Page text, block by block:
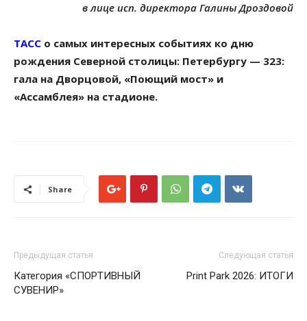
в лице исп. директора Галины Дроздовой
ТАСС о самых интересных событиях ко дню
рождения Северной столицы: Петербургу — 323:
гала на Дворцовой, «Поющий мост» и
«Ассамблея» на стадионе.
Share
Предыдущая статья
Категория «СПОРТИВНЫЙ
СУВЕНИР»
Следующая статья
Print Park 2026: ИТОГИ